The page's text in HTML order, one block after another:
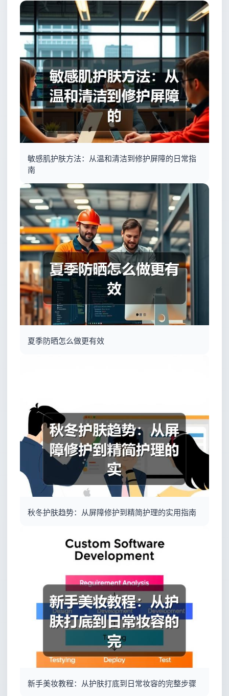
敏感肌护肤方法：从温和清洁到修护屏障的日常指
南
夏季防晒怎么做更有效
秋冬护肤趋势：从屏障修护到精简护理的实用指南
新手美妆教程：从护肤打底到日常妆容的完整步骤